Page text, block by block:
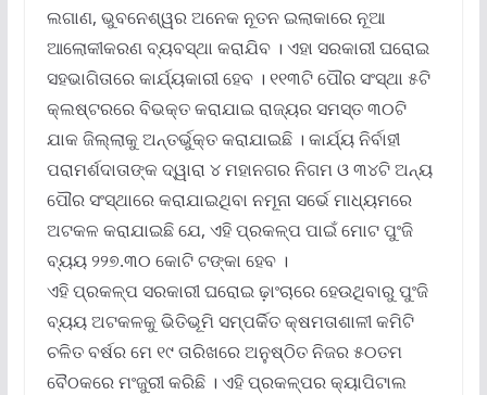
ଲଗାଣ, ଭୁବନେଶ୍ୱର ଅନେକ ନୂତନ ଇଲାକାରେ ନୂଆ
ଆଲୋକୀକରଣ ବ୍ୟବସ୍ଥା କରାଯିବ । ଏହା ସରକାରୀ ଘରୋଇ
ସହଭାଗିତାରେ କାର୍ଯ୍ୟକାରୀ ହେବ । ୧୧୩ଟି ପୌର ସଂସ୍ଥା ୫ଟି
କ୍ଲଷ୍ଟରରେ ବିଭକ୍ତ କରାଯାଇ ରାଜ୍ୟର ସମସ୍ତ ୩୦ଟି
ଯାକ ଜିଲ୍ଲାକୁ ଅନ୍ତର୍ଭୁକ୍ତ କରାଯାଇଛି । କାର୍ଯ୍ୟ ନିର୍ବାହୀ
ପରାମର୍ଶଦାତାଙ୍କ ଦ୍ୱାରା ୪ ମହାନଗର ନିଗମ ଓ ୩୪ଟି ଅନ୍ୟ
ପୌର ସଂସ୍ଥାରେ କରାଯାଇଥିବା ନମୂନା ସର୍ଭେ ମାଧ୍ୟମରେ
ଅଟକଳ କରାଯାଇଛି ଯେ, ଏହି ପ୍ରକଳ୍ପ ପାଇଁ ମୋଟ ପୁଂଜି
ବ୍ୟୟ ୨୨୭.୩୦ କୋଟି ଟଙ୍କା ହେବ ।
ଏହି ପ୍ରକଳ୍ପ ସରକାରୀ ଘରୋଇ ଢ଼ାଂଚାରେ ହେଉଥିବାରୁ ପୁଂଜି
ବ୍ୟୟ ଅଟକଳକୁ ଭିତିଭୂମି ସମ୍ପର୍କିତ କ୍ଷମତାଶାଳୀ କମିଟି
ଚଳିତ ବର୍ଷର ମେ ୧୯ ତାରିଖରେ ଅନୁଷ୍ଠିତ ନିଜର ୫୦ତମ
ବୈଠକରେ ମଂଜୁରୀ କରିଛି । ଏହି ପ୍ରକଳ୍ପର କ୍ୟାପିଟାଲ